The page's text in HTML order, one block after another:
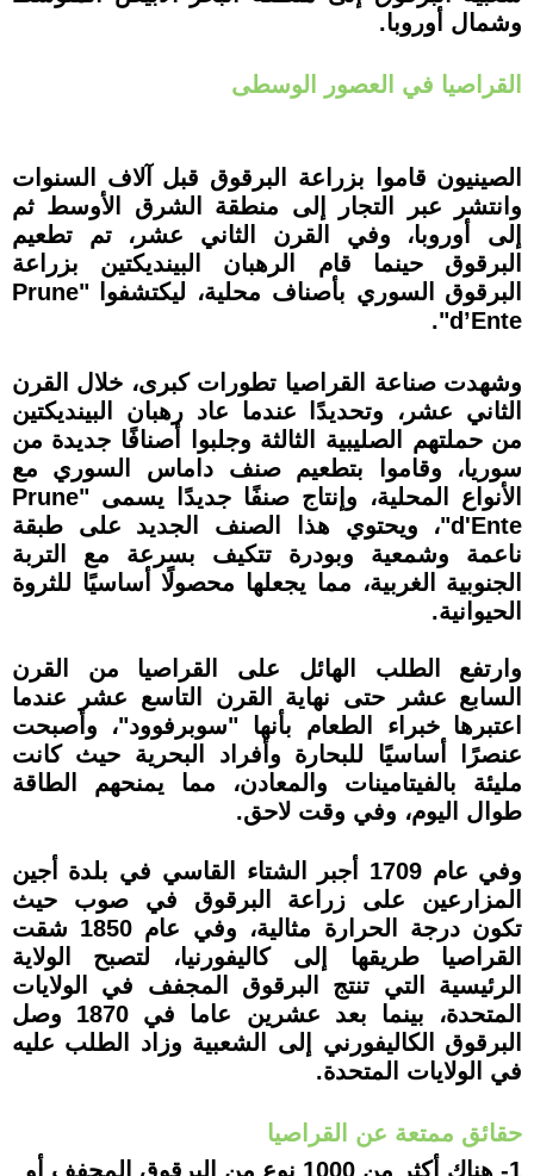
وشمال أوروبا.
القراصيا في العصور الوسطى
الصينيون قاموا بزراعة البرقوق قبل آلاف السنوات
وانتشر عبر التجار إلى منطقة الشرق الأوسط ثم
إلى أوروبا، وفي القرن الثاني عشر، تم تطعيم
البرقوق حينما قام الرهبان البينديكتين بزراعة
البرقوق السوري بأصناف محلية، ليكتشفوا "Prune
d’Ente".
وشهدت صناعة القراصيا تطورات كبرى، خلال القرن
الثاني عشر، وتحديدًا عندما عاد رهبان البينديكتين
من حملتهم الصليبية الثالثة وجلبوا أصنافًا جديدة من
سوريا، وقاموا بتطعيم صنف داماس السوري مع
الأنواع المحلية، وإنتاج صنفًا جديدًا يسمى "Prune
d'Ente"، ويحتوي هذا الصنف الجديد على طبقة
ناعمة وشمعية وبودرة تتكيف بسرعة مع التربة
الجنوبية الغربية، مما يجعلها محصولًا أساسيًا للثروة
الحيوانية.
وارتفع الطلب الهائل على القراصيا من القرن
السابع عشر حتى نهاية القرن التاسع عشر عندما
اعتبرها خبراء الطعام بأنها "سوبرفوود"، وأصبحت
عنصرًا أساسيًا للبحارة وأفراد البحرية حيث كانت
مليئة بالفيتامينات والمعادن، مما يمنحهم الطاقة
طوال اليوم، وفي وقت لاحق.
وفي عام 1709 أجبر الشتاء القاسي في بلدة أجين
المزارعين على زراعة البرقوق في صوب حيث
تكون درجة الحرارة مثالية، وفي عام 1850 شقت
القراصيا طريقها إلى كاليفورنيا، لتصبح الولاية
الرئيسية التي تنتج البرقوق المجفف في الولايات
المتحدة، بينما بعد عشرين عاما في 1870 وصل
البرقوق الكاليفورني إلى الشعبية وزاد الطلب عليه
في الولايات المتحدة.
حقائق ممتعة عن القراصيا
1- هناك أكثر من 1000 نوع من البرقوق المجفف أو